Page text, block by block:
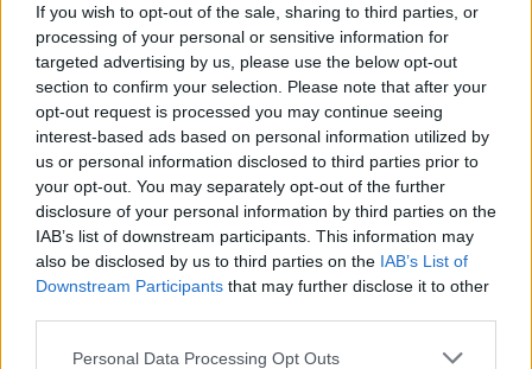
If you wish to opt-out of the sale, sharing to third parties, or
processing of your personal or sensitive information for
targeted advertising by us, please use the below opt-out
section to confirm your selection. Please note that after your
opt-out request is processed you may continue seeing
interest-based ads based on personal information utilized by
us or personal information disclosed to third parties prior to
your opt-out. You may separately opt-out of the further
disclosure of your personal information by third parties on the
IAB’s list of downstream participants. This information may
also be disclosed by us to third parties on the IAB’s List of
Downstream Participants that may further disclose it to other
Please note that this website/app uses one or more Google
Personal Data Processing Opt Outs